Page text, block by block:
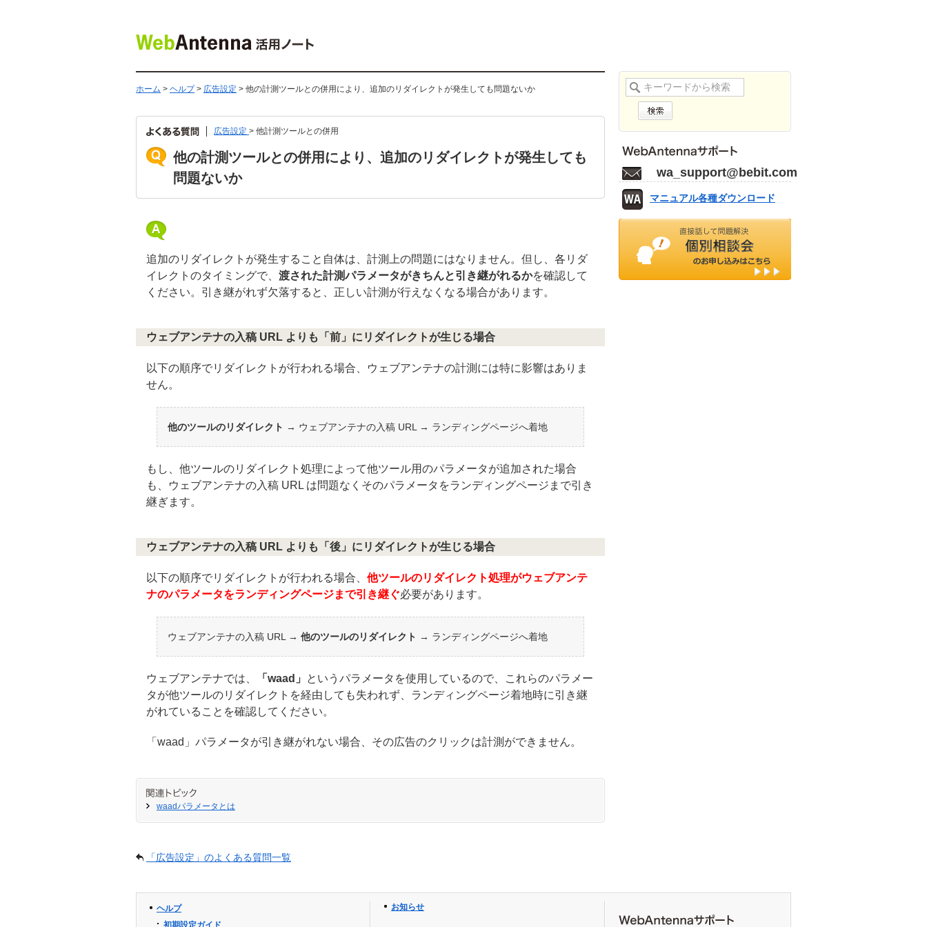
ホーム > ヘルプ> 広告設定 > 他の計測ツールとの併用により、追加のリダイレクトが発生しても問題ないか
広告設定 > 他計測ツールとの併用
他の計測ツールとの併用により、追加のリダイレクトが発生しても
問題ないか
追加のリダイレクトが発生すること自体は、計測上の問題にはなりません。但し、各リダ
イレクトのタイミングで、 渡された計測パラメータがきちんと引き継がれるかを確認して
ください。引き継がれず欠落すると、正しい計測が行えなくなる場合があります。
ウェブアンテナの入稿 URL よりも「前」にリダイレクトが生じる場合
以下の順序でリダイレクトが行われる場合、ウェブアンテナの計測には特に影響はありま
せん。
他のツールのリダイレクト → ウェブアンテナの入稿 URL → ランディングページへ着地
もし、他ツールのリダイレクト処理によって他ツール用のパラメータが追加された場合
も、ウェブアンテナの入稿 URL は問題なくそのパラメータをランディングページまで引き
継ぎます。
ウェブアンテナの入稿 URL よりも「後」にリダイレクトが生じる場合
以下の順序でリダイレクトが行われる場合、 他ツールのリダイレクト処理がウェブアンテ
ナのパラメータをランディングページまで引き継ぐ必要があります。
ウェブアンテナの入稿 URL → 他のツールのリダイレクト → ランディングページへ着地
ウェブアンテナでは、 「waad」
というパラメータを使用しているので、これらのパラメー
タが他ツールのリダイレクトを経由しても失われず、ランディングページ着地時に引き継
がれていることを確認してください。
「waad」パラメータが引き継がれない場合、その広告のクリックは計測ができません。
waadパラメータとは
「広告設定」のよくある質問一覧
wa_support@bebit.com
マニュアル各種ダウンロード
ヘルプ
初期設定ガイド
お知らせ